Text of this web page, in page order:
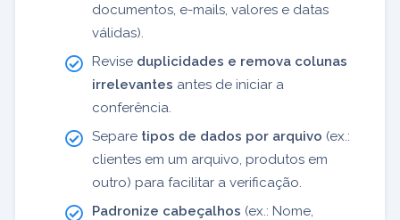
documentos, e-mails, valores e datas
válidas).
Revise duplicidades e remova colunas
irrelevantes antes de iniciar a
conferência.
Separe tipos de dados por arquivo (ex.:
clientes em um arquivo, produtos em
outro) para facilitar a verificação.
Padronize cabeçalhos (ex.: Nome,